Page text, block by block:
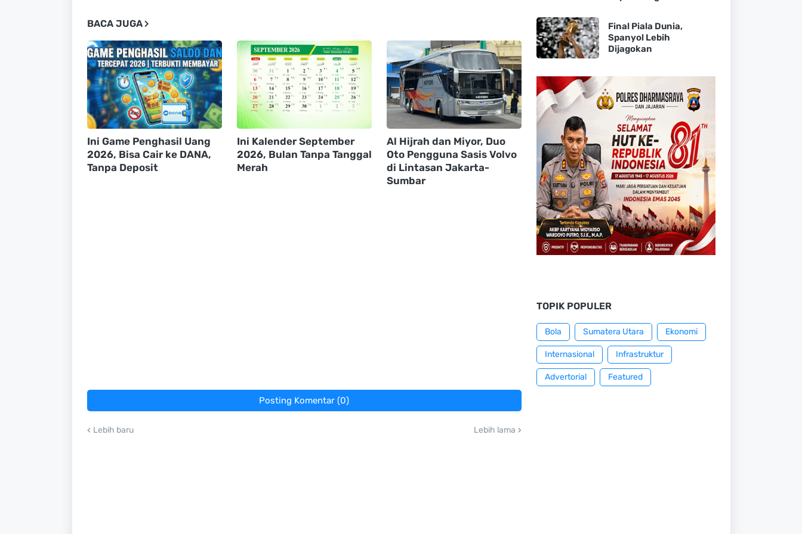
BACA JUGA
Ini Game Penghasil Uang
2026, Bisa Cair ke DANA,
Tanpa Deposit
Ini Kalender September
2026, Bulan Tanpa Tanggal
Merah
Al Hijrah dan Miyor, Duo
Oto Pengguna Sasis Volvo
di Lintasan Jakarta-
Sumbar
Posting Komentar (0)
Lebih baru Lebih lama
Final Piala Dunia,
Spanyol Lebih
Dijagokan
TOPIK POPULER
Bola Sumatera Utara Ekonomi
Internasional Infrastruktur
Advertorial Featured